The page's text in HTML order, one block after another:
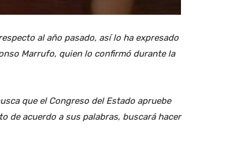
al año pasado, así lo ha expresado
Marrufo, quien lo confirmó durante la
que el Congreso del Estado apruebe
de acuerdo a sus palabras, buscará hacer